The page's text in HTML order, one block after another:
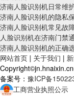
济南人脸识别机日常维
济南人脸识别机的隐私
济南人脸识别机常见故
人脸识别机在济南门禁
济南人脸识别机的正确
网站首页 | 关于我们 |
备案号： 豫ICP备
工商营业执照公示